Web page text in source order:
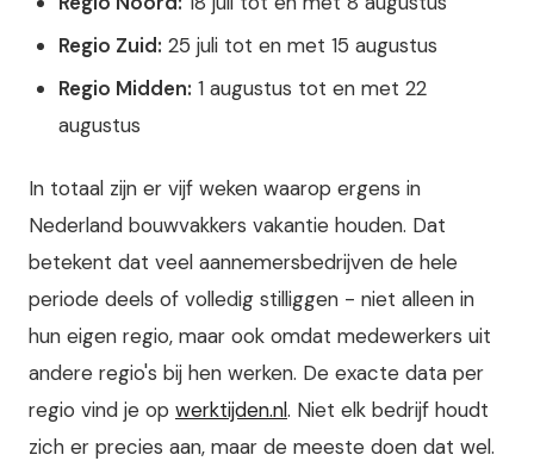
Regio Zuid: 25 juli tot en met 15 augustus
Regio Midden: 1 augustus tot en met 22
augustus
In totaal zijn er vijf weken waarop ergens in
Nederland bouwvakkers vakantie houden. Dat
betekent dat veel aannemersbedrijven de hele
periode deels of volledig stilliggen - niet alleen in
hun eigen regio, maar ook omdat medewerkers uit
andere regio's bij hen werken. De exacte data per
regio vind je op werktijden.nl. Niet elk bedrijf houdt
zich er precies aan, maar de meeste doen dat wel.